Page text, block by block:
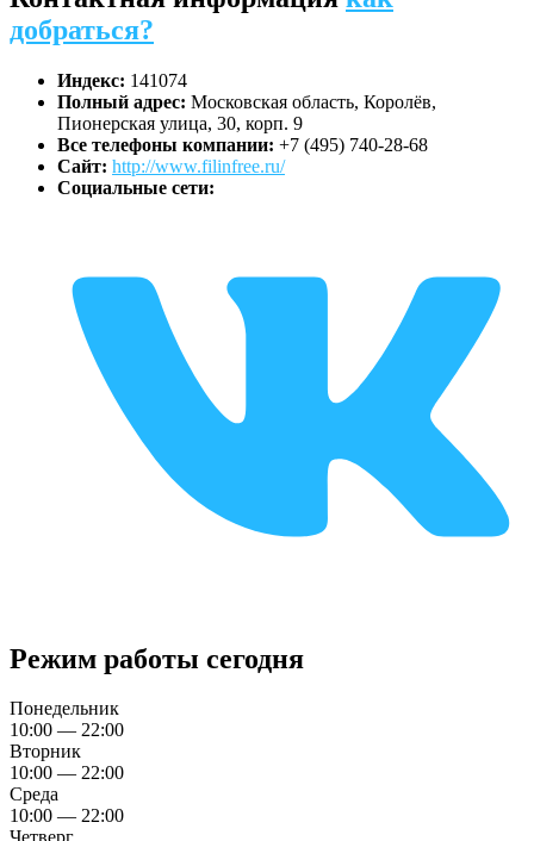
добраться?
Индекс: 141074
Полный адрес: Московская область, Королёв,
Пионерская улица, 30, корп. 9
Все телефоны компании: +7 (495) 740-28-68
Сайт: http://www.filinfree.ru/
Социальные сети:
Режим работы сегодня
Понедельник
10:00 — 22:00
Вторник
10:00 — 22:00
Среда
10:00 — 22:00